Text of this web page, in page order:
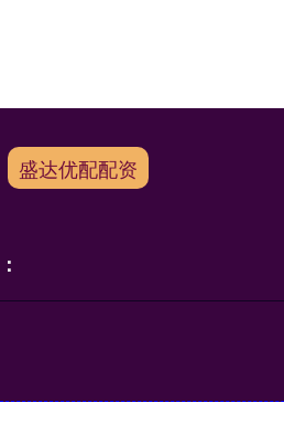
盛达优配配资